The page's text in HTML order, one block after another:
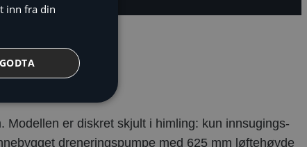
er diskret skjult i himling: kun innsugings-
dreneringspumpe med 625 mm løftehøyde
inn fra din
GODTA